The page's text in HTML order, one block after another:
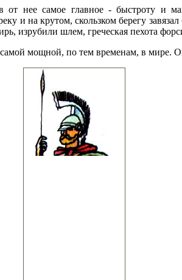
от нее самое главное - быстроту и
и на крутом, скользком берегу
изрубили шлем, греческая пехота
мощной, по тем временам, в мире.